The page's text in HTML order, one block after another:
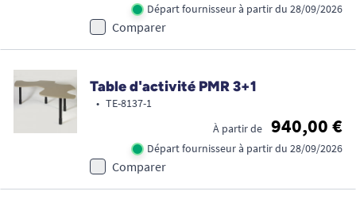
Départ fournisseur à partir du 28/09/2026
Comparer
Table d'activité PMR 3+1
• TE-8137-1
À partir de
940,00 €
Départ fournisseur à partir du 28/09/2026
Comparer